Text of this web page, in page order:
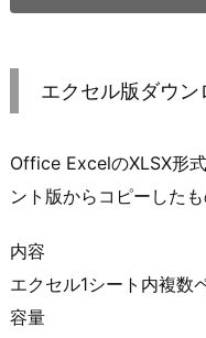
エクセル版ダウン
Office ExcelのXLSX形
ント版からコピーしたも
内容
エクセル1シート内複数
容量